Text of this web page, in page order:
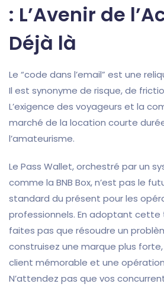
: L’Avenir de
Déjà là
Le “code dans l’email” est une
Il est synonyme de risque, de
L’exigence des voyageurs et la
marché de la location courte
l’amateurisme.
Le Pass Wallet, orchestré par un
comme la BNB Box, n’est pas le
standard du présent pour les
professionnels. En adoptant cette
faites pas que résoudre un
construisez une marque plus
client mémorable et une
N’attendez pas que vos